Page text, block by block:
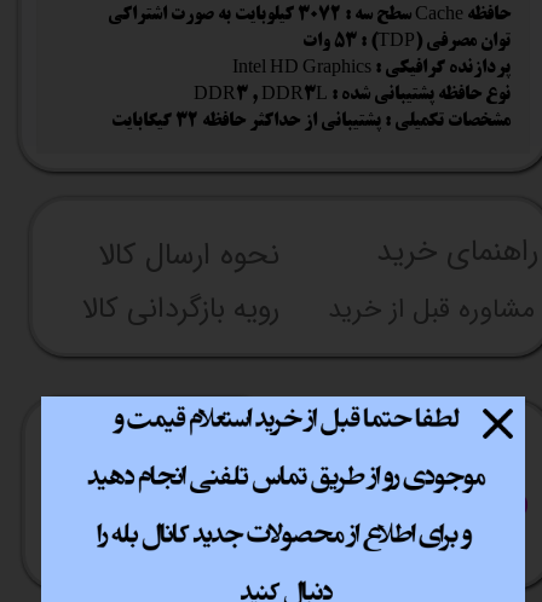
حافظه Cache سطح سه : 3072 کیلوبایت به صورت اشتراکی
توان مصرفی (TDP) : 53 وات
پردازنده گرافیکی : Intel HD Graphics
نوع حافظه پشتیبانی شده : DDR3 , DDR3L
مشخصات تکمیلی : پشتیبانی از حداکثر حافظه 32 گیگابایت
راهنما​​​​​​​​​​​​​​ی خرید نحوه ارسال کالا
مشاوره قبل از خرید رویه بازگردانی کالا
پشتیبانی انلاین ارسال سریع
​​سراسر ایران